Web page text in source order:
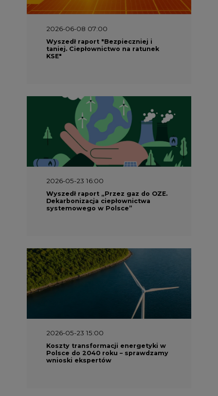
2026-06-08 07:00
Wyszedł raport "Bezpieczniej i
taniej. Ciepłownictwo na ratunek
KSE"
2026-05-23 16:00
Wyszedł raport „Przez gaz do OZE.
Dekarbonizacja ciepłownictwa
systemowego w Polsce”
2026-05-23 15:00
Koszty transformacji energetyki w
Polsce do 2040 roku – sprawdzamy
wnioski ekspertów